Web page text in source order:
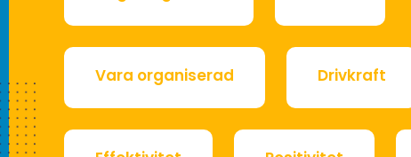
Vara organiserad Drivkraft